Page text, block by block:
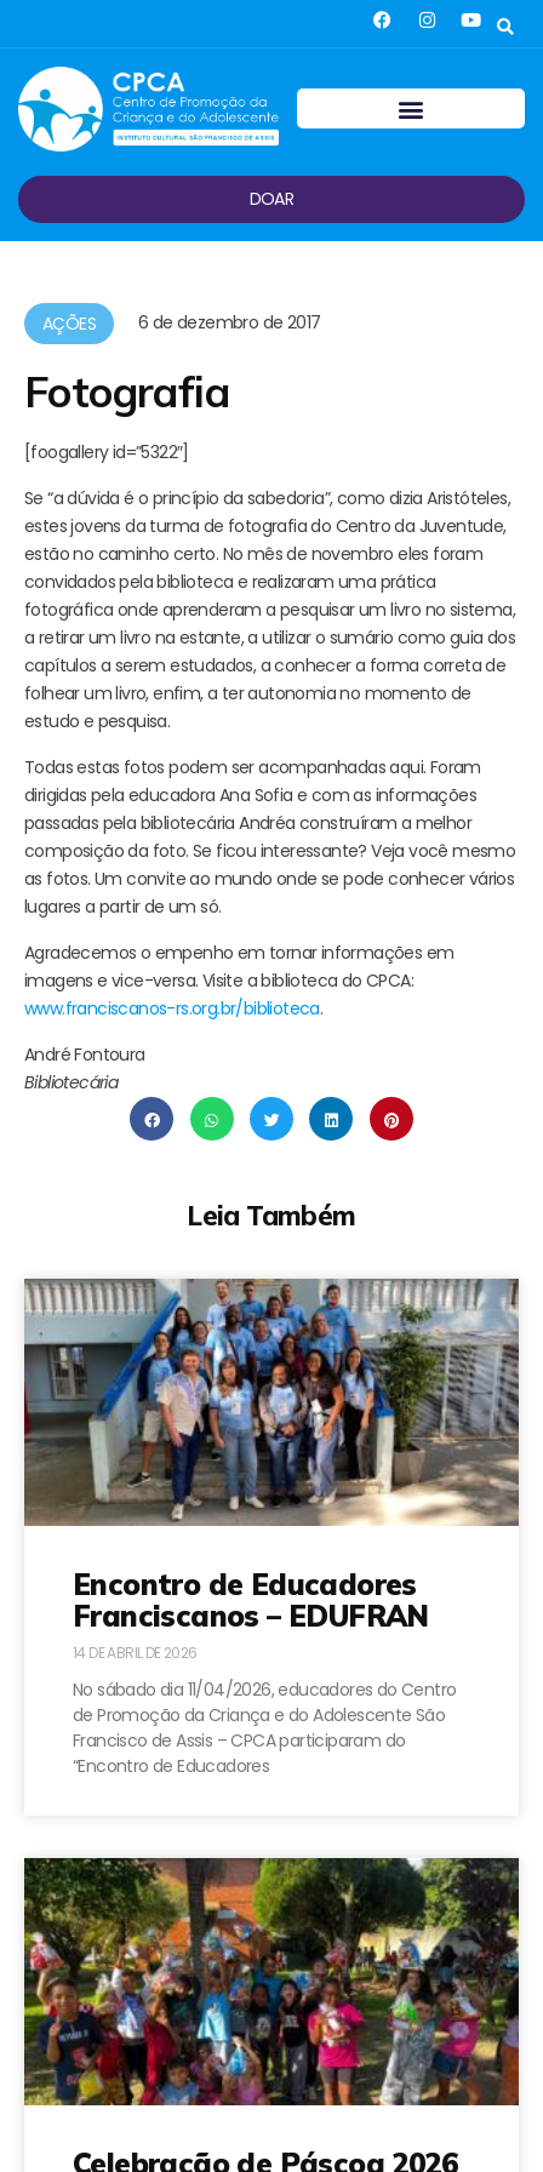
DOAR
AÇÕES 6 de dezembro de 2017
Fotografia
[foogallery id=”5322″]
Se “a dúvida é o princípio da sabedoria”, como dizia Aristóteles,
estes jovens da turma de fotografia do Centro da Juventude,
estão no caminho certo. No mês de novembro eles foram
convidados pela biblioteca e realizaram uma prática
fotográfica onde aprenderam a pesquisar um livro no sistema,
a retirar um livro na estante, a utilizar o sumário como guia dos
capítulos a serem estudados, a conhecer a forma correta de
folhear um livro, enfim, a ter autonomia no momento de
estudo e pesquisa.
Todas estas fotos podem ser acompanhadas aqui. Foram
dirigidas pela educadora Ana Sofia e com as informações
passadas pela bibliotecária Andréa construíram a melhor
composição da foto. Se ficou interessante? Veja você mesmo
as fotos. Um convite ao mundo onde se pode conhecer vários
lugares a partir de um só.
Agradecemos o empenho em tornar informações em
imagens e vice-versa. Visite a biblioteca do CPCA:
www.franciscanos-rs.org.br/biblioteca.
André Fontoura
Bibliotecária
Leia Também
Encontro de Educadores
Franciscanos – EDUFRAN
14 DE ABRIL DE 2026
No sábado dia 11/04/2026, educadores do Centro
de Promoção da Criança e do Adolescente São
Francisco de Assis – CPCA participaram do
“Encontro de Educadores
Celebração de Páscoa 2026